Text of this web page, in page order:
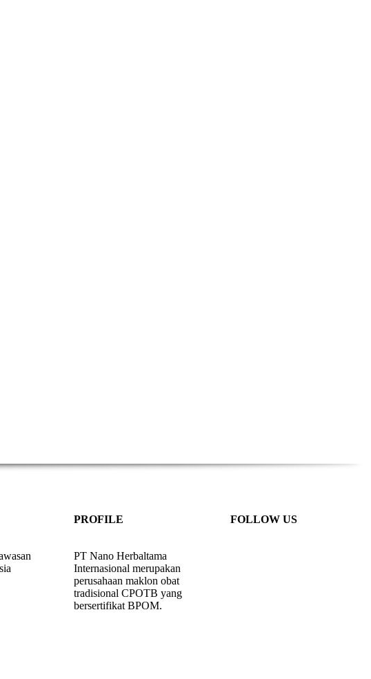
PROFILE
PT Nano Herbaltama
Internasional merupakan
perusahaan maklon obat
tradisional CPOTB yang
bersertifikat BPOM.
FOLLOW US